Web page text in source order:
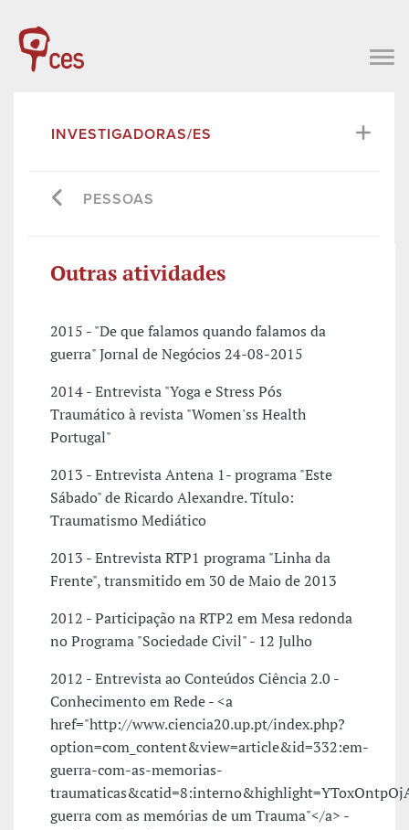
INVESTIGADORAS/ES
PESSOAS
Outras atividades
2015 - "De que falamos quando falamos da
guerra" Jornal de Negócios 24-08-2015
2014 - Entrevista "Yoga e Stress Pós
Traumático à revista "Women'ss Health
Portugal"
2013 - Entrevista Antena 1- programa "Este
Sábado" de Ricardo Alexandre. Título:
Traumatismo Mediático
2013 - Entrevista RTP1 programa "Linha da
Frente", transmitido em 30 de Maio de 2013
2012 - Participação na RTP2 em Mesa redonda
no Programa "Sociedade Civil" - 12 Julho
2012 - Entrevista ao Conteúdos Ciência 2.0 -
Conhecimento em Rede - <a
href="http://www.ciencia20.up.pt/index.php?
option=com_content&view=article&id=332:em-
guerra-com-as-memorias-
guerra com as memórias de um Trauma"</a> -